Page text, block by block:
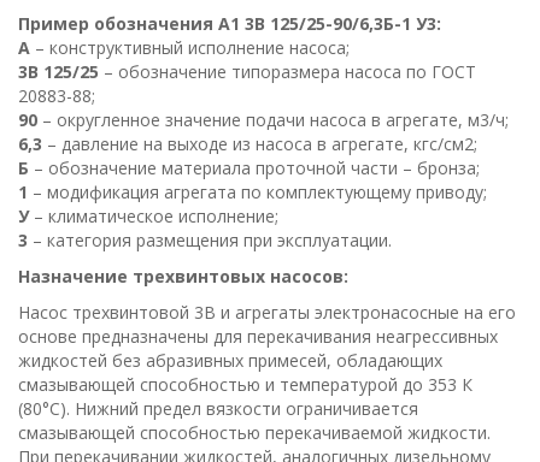
Пример обозначения А1 3В 125/25-90/6,3Б-1 У3:
А – конструктивный исполнение насоса;
3В 125/25 – обозначение типоразмера насоса по ГОСТ
20883-88;
90 – округленное значение подачи насоса в агрегате, м3/ч;
6,3 – давление на выходе из насоса в агрегате, кгс/см2;
Б – обозначение материала проточной части – бронза;
1 – модификация агрегата по комплектующему приводу;
У – климатическое исполнение;
3 – категория размещения при эксплуатации.
Назначение трехвинтовых насосов:
Насос трехвинтовой 3В и агрегаты электронасосные на его
основе предназначены для перекачивания неагрессивных
жидкостей без абразивных примесей, обладающих
смазывающей способностью и температурой до 353 К
(80°С). Нижний предел вязкости ограничивается
смазывающей способностью перекачиваемой жидкости.
При перекачивании жидкостей, аналогичных дизельному